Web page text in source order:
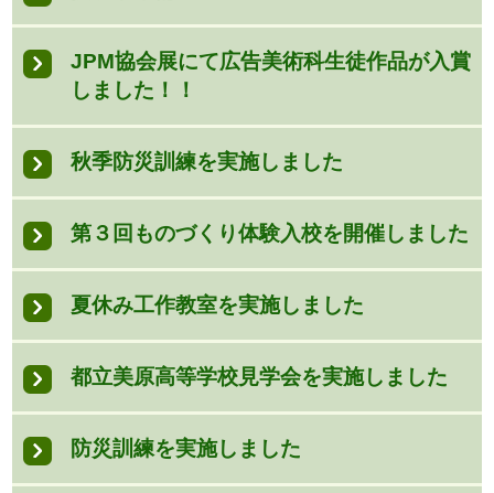
JPM協会展にて広告美術科生徒作品が入賞
しました！！
秋季防災訓練を実施しました
第３回ものづくり体験入校を開催しました
夏休み工作教室を実施しました
都立美原高等学校見学会を実施しました
防災訓練を実施しました